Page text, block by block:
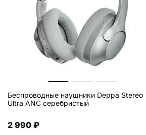
Беспроводные наушники Deppa Stereo
Ultra ANC серебристый
2 990 ₽